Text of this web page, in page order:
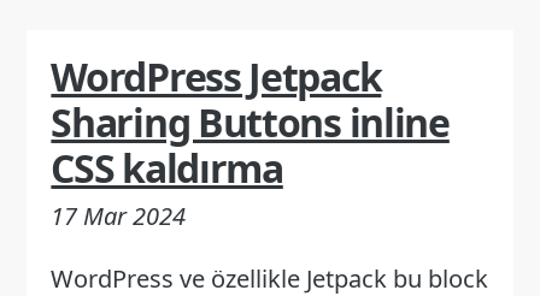
WordPress Jetpack
Sharing Buttons inline
CSS kaldırma
17 Mar 2024
WordPress ve özellikle Jetpack bu block